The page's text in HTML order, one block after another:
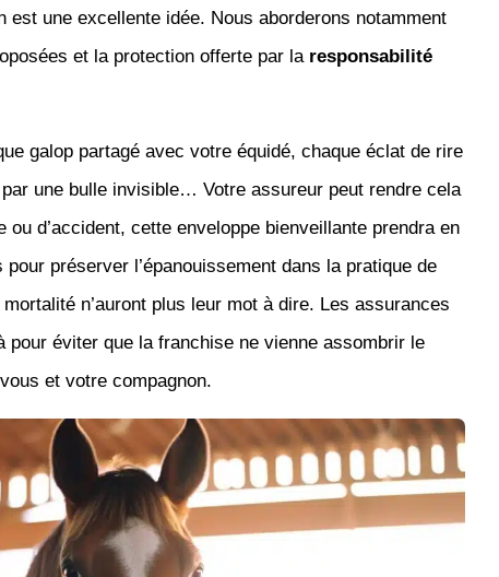
est une excellente idée. Nous aborderons notamment
et la protection offerte par la responsabilité
galop partagé avec votre équidé, chaque éclat de rire
une bulle invisible… Votre assureur peut rendre cela
d’accident, cette enveloppe bienveillante prendra en
préserver l’épanouissement dans la pratique de
mortalité n’auront plus leur mot à dire. Les assurances
pour éviter que la franchise ne vienne assombrir le
et votre compagnon.